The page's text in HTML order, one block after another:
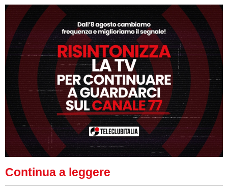
Continua a leggere